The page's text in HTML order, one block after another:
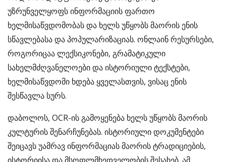
უზრუნველყოფს ინფორმაციის ფართო
ხელმისაწვდომობას და ხელს უწყობს მაორის ენის
სწავლებასა და პოპულარიზაციას. ონლაინ რესურსები,
როგორიცაა ლექსიკონები, გრამატიკული
სახელმძღვანელოები და ისტორიული ტექსტები,
ხელმისაწვდომი ხდება ყველასთვის, ვისაც ენის
შესწავლა სურს.
დაბოლოს, OCR-ის გამოყენება ხელს უწყობს მაორის
კულტურის შენარჩუნებას. ისტორიული დოკუმენტები
შეიცავს უამრავ ინფორმაციას მაორის ტრადიციების,